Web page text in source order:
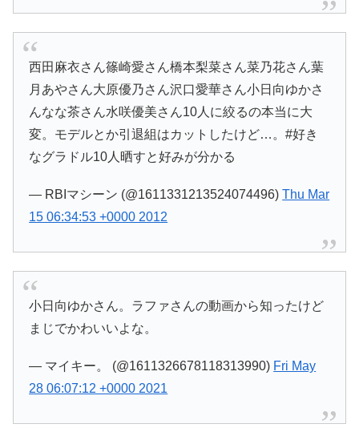
西田麻衣さん篠崎愛さん橋本梨菜さん菜乃花さん葉
月あやさん大原優乃さん沢口愛華さん小日向ゆかさ
んなな茶さん水咲優美さん10人に絞るの本当に大
変。モデルとか引退組はカットしたけど…。#好き
なグラドル10人晒すと好みが分かる
— RBIマシーン (@1611331213524074496)Thu Mar
15 06:34:53 +0000 2012
小日向ゆかさん。ラファさんの動画から知ったけど
まじでかわいいよな。
— マイキー。 (@1611326678118313990) Fri May
28 06:07:12 +0000 2021